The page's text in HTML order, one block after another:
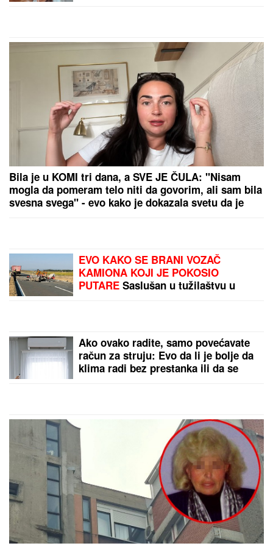
PREPORUKA ZA VAS
Nada Topčagić prekinula koncert, pa se obratila
(FOTO, VIDEO) OVO JE ZORAN
nogu sa lisicama na rukama, ušao u
kola Hitne pomoći
CECU NIKO NIJE PREPOZNAO NA